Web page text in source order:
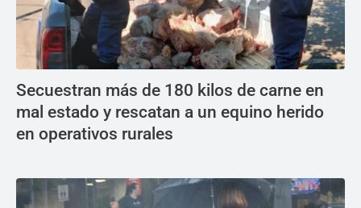
Secuestran más de 180 kilos de carne en
mal estado y rescatan a un equino herido
en operativos rurales